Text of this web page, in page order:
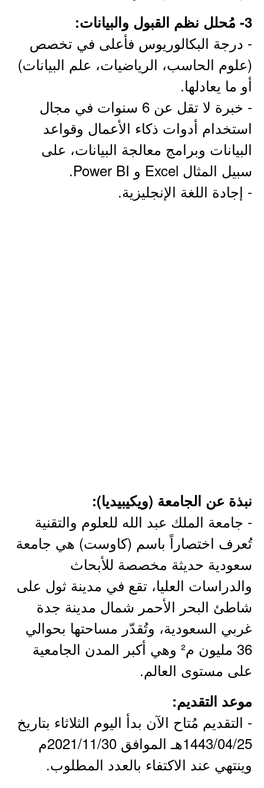
3- مُحلل نظم القبول والبيانات:
- درجة البكالوريوس فأعلى في تخصص
(علوم الحاسب، الرياضيات، علم البيانات)
أو ما يعادلها.
- خبرة لا تقل عن 6 سنوات في مجال
استخدام أدوات ذكاء الأعمال وقواعد
البيانات وبرامج معالجة البيانات، على
سبيل المثال Excel و Power BI.
- إجادة اللغة الإنجليزية.
نبذة عن الجامعة (ويكيبيديا):
- جامعة الملك عبد الله للعلوم والتقنية
تُعرف اختصاراً باسم (كاوست) هي جامعة
سعودية حديثة مخصصة للأبحاث
والدراسات العليا، تقع في مدينة ثول على
شاطئ البحر الأحمر شمال مدينة جدة
غربي السعودية، وتُقدّر مساحتها بحوالي
36 مليون م² وهي أكبر المدن الجامعية
على مستوى العالم.
موعد التقديم:
- التقديم مُتاح الآن بدأ اليوم الثلاثاء بتاريخ
1443/04/25هـ الموافق 2021/11/30م
وينتهي عند الاكتفاء بالعدد المطلوب.